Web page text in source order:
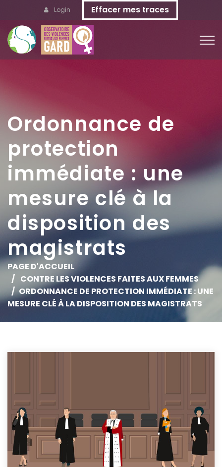
Login Effacer mes traces
Ordonnance de
protection
immédiate : une
mesure clé à la
disposition des
magistrats
PAGE D'ACCUEIL
CONTRE LES VIOLENCES FAITES AUX FEMMES
ORDONNANCE DE PROTECTION IMMÉDIATE : UNE
MESURE CLÉ À LA DISPOSITION DES MAGISTRATS